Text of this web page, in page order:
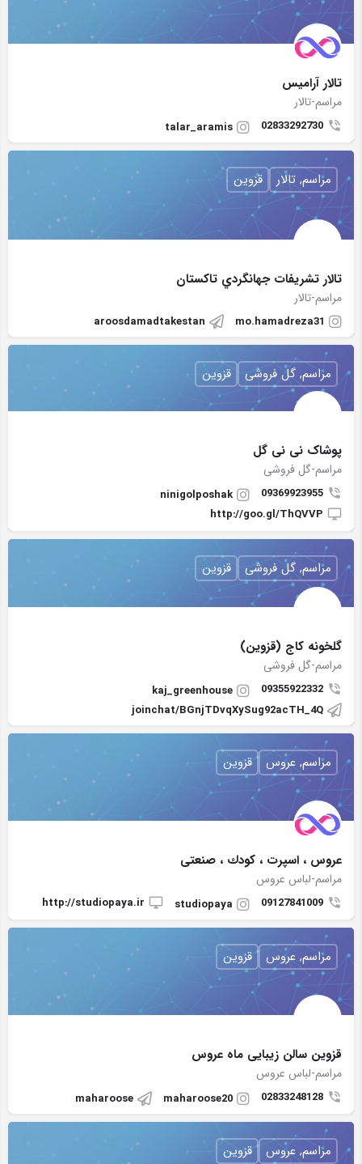
تالار آراميس
مراسم-تالار
02833292730
talar_aramis
تالار تشريفات جهانگردي تاكستان
مراسم-تالار
mo.hamadreza31
aroosdamadtakestan
مراسم, تالار قزوین
پوشاک نی نی گل
مراسم-گل فروشی
09369923955
ninigolposhak
http://goo.gl/ThQVVP
مراسم, گل فروشی قزوین
گلخونه کاج (قزوین)
مراسم-گل فروشی
09355922332
kaj_greenhouse
joinchat/BGnjTDvqXySug92acTH_4Q
مراسم, گل فروشی قزوین
عروس ، اسپرت ، كودك ، صنعتی
مراسم-لباس عروس
09127841009
studiopaya
http://studiopaya.ir
مراسم, عروس قزوین
قزوین سالن زیبایی ماه عروس
مراسم-لباس عروس
02833248128
maharoose20
maharoose
مراسم, عروس قزوین
مراسم, عروس قزوین